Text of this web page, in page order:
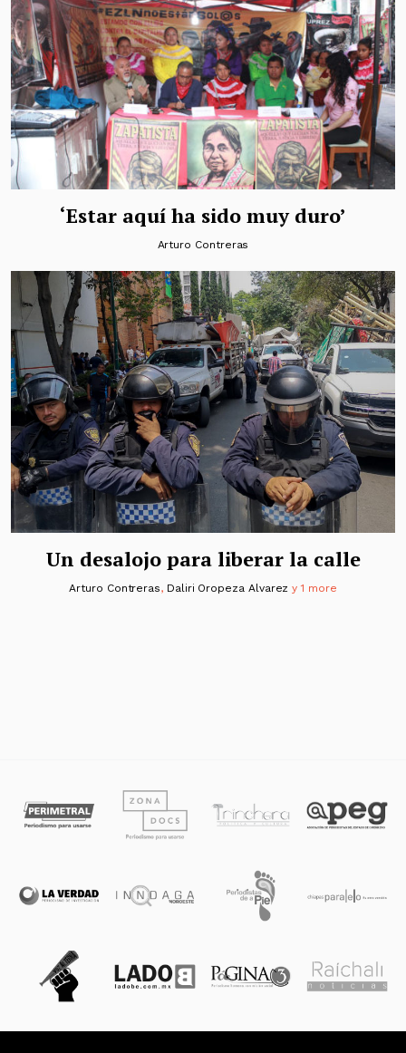
‘Estar aquí ha sido muy duro’
Arturo Contreras
Un desalojo para liberar la calle
Arturo Contreras, Daliri Oropeza Alvarez y 1 more